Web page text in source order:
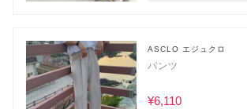
ASCLO エジュクロ
パンツ
¥6,110